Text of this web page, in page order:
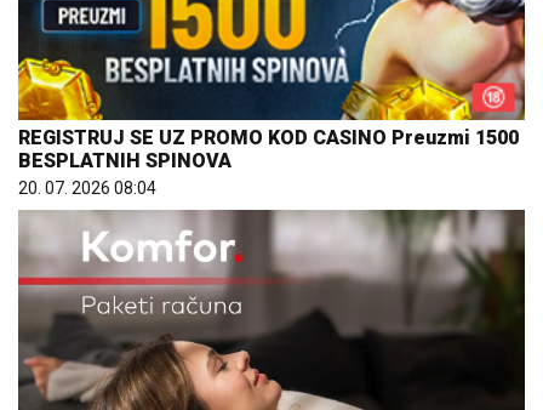
REGISTRUJ SE UZ PROMO KOD CASINO Preuzmi 1500
BESPLATNIH SPINOVA
20. 07. 2026 08:04